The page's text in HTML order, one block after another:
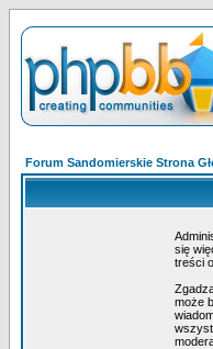
Forum Sandomierskie Strona
się
treści
może